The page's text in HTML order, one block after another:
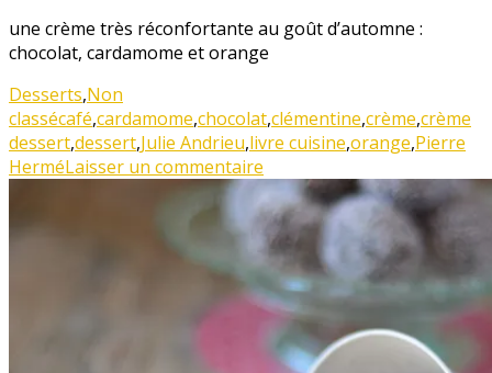
une crème très réconfortante au goût d’automne :
chocolat, cardamome et orange
Desserts,Non
classécafé,cardamome,chocolat,clémentine,crème,crème
dessert,dessert,Julie Andrieu,livre cuisine,orange,Pierre
HerméLaisser un commentaire